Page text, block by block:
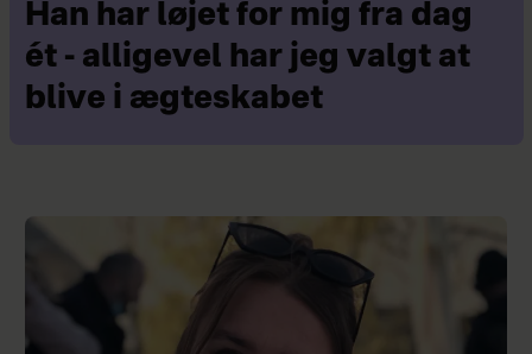
Han har løjet for mig fra dag
ét - alligevel har jeg valgt at
blive i ægteskabet